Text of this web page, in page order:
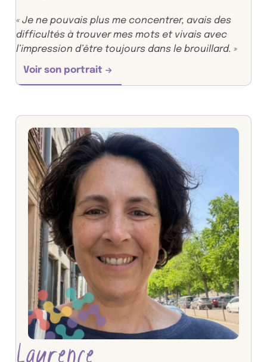
« Je ne pouvais plus me concentrer, avais des
difficultés à trouver mes mots et vivais avec
l’impression d’être toujours dans le brouillard. »
Voir son portrait
Laurence